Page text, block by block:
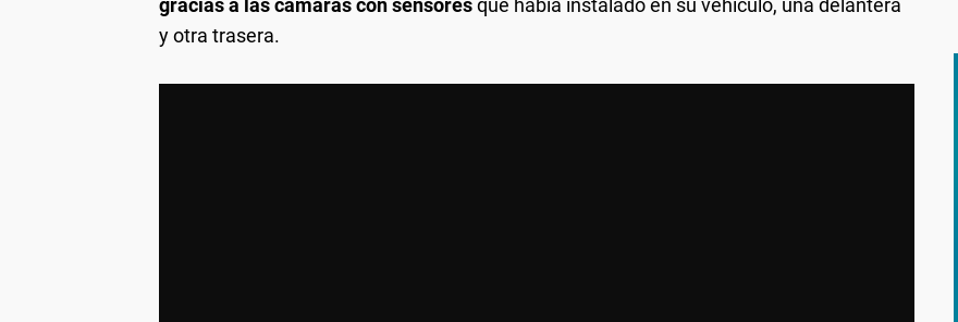
gracias a las cámaras con sensoresque había instalado en su vehículo, una delantera
y otra trasera.